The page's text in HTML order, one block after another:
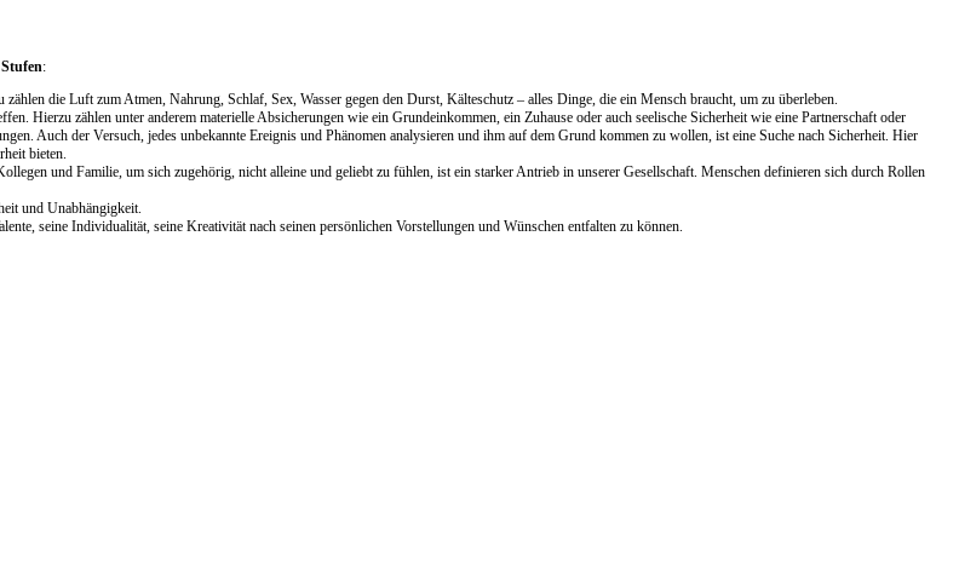
:
die Luft zum Atmen, Nahrung, Schlaf, Sex, Wasser gegen den Durst, Kälteschutz – alles Dinge, die ein Mensch braucht, um zu überleben.
Hierzu zählen unter anderem materielle Absicherungen wie ein Grundeinkommen, ein Zuhause oder auch seelische Sicherheit wie eine Partnerschaft oder
Auch der Versuch, jedes unbekannte Ereignis und Phänomen analysieren und ihm auf dem Grund kommen zu wollen, ist eine Suche nach Sicherheit. Hier
bieten.
und Familie, um sich zugehörig, nicht alleine und geliebt zu fühlen, ist ein starker Antrieb in unserer Gesellschaft. Menschen definieren sich durch Rollen
und Unabhängigkeit.
seine Individualität, seine Kreativität nach seinen persönlichen Vorstellungen und Wünschen entfalten zu können.